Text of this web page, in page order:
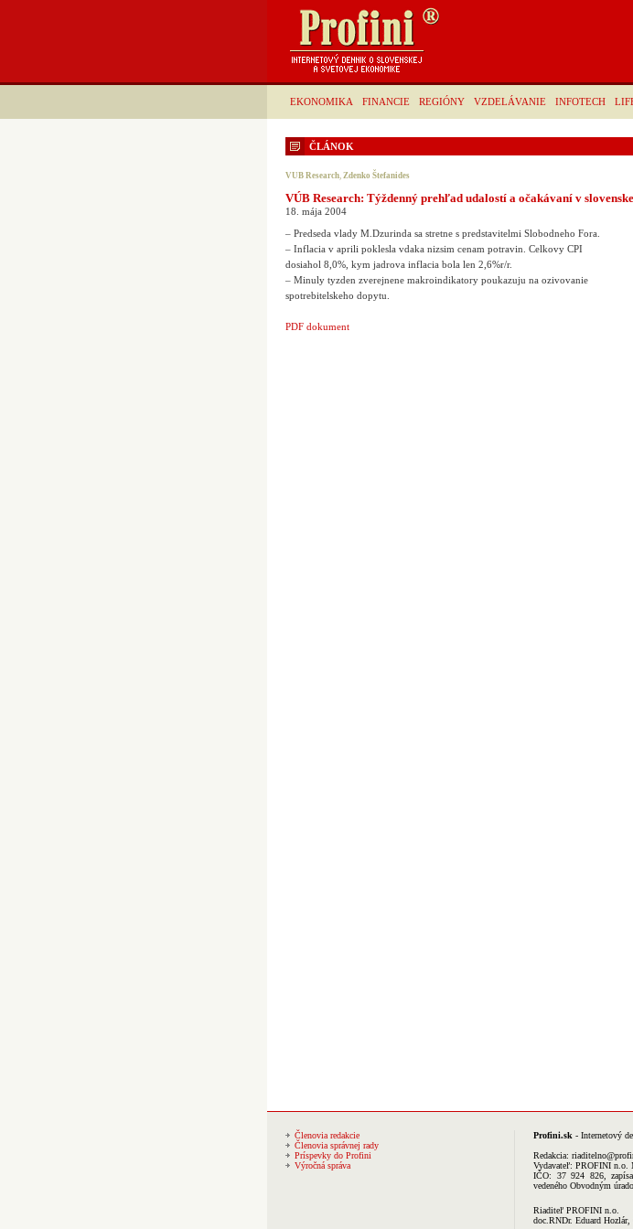
EKONOMIKA FINANCIE REGIÓNY VZDELÁVANIE INFOTECH
ČLÁNOK
VUB Research, Zdenko Štefanides
VÚB Research: Týždenný prehľad udalostí a očakávaní v
18. mája 2004
– Predseda vlady M.Dzurinda sa stretne s predstavitelmi Slobodneho Fora.
– Inflacia v aprili poklesla vdaka nizsim cenam potravin. Celkovy CPI
dosiahol 8,0%, kym jadrova inflacia bola len 2,6%r/r.
– Minuly tyzden zverejnene makroindikatory poukazuju na ozivovanie
spotrebitelskeho dopytu.
PDF dokument
Členovia redakcie
Členovia správnej rady
Príspevky do Profini
Výročná správa
Profini.sk - Internetový
Redakcia:
Vydavateľ: PROFINI n.o.
IČO: 37 924 826,
vedeného Obvodným
Riaditeľ PROFINI n.o.
doc.RNDr. Eduard Hozlár,